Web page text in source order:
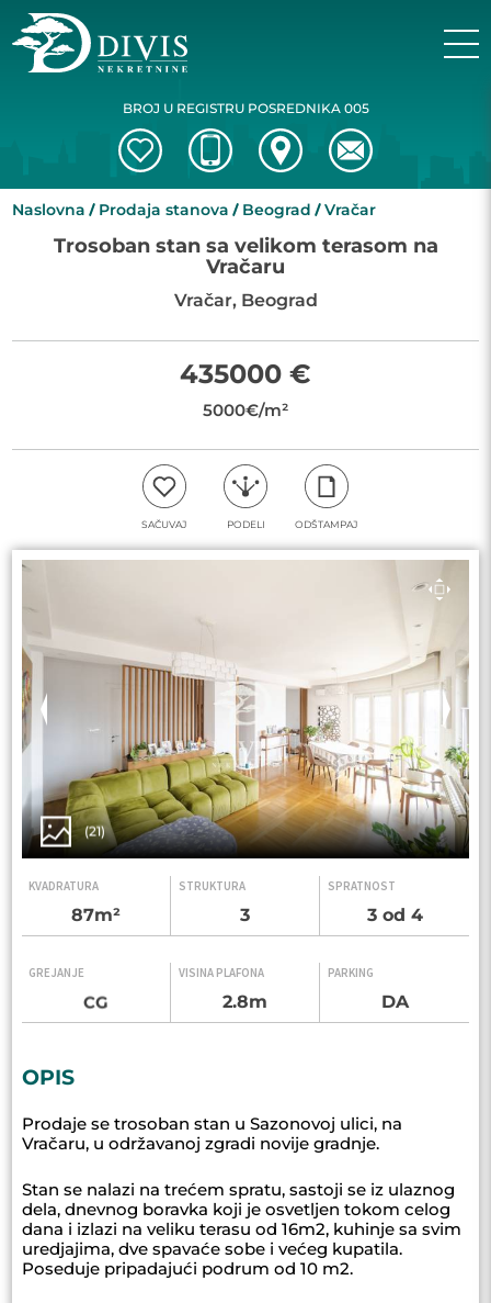
BROJ U REGISTRU POSREDNIKA 005
Naslovna Prodaja stanova Beograd Vračar
Trosoban stan sa velikom terasom na
Vračaru
Vračar, Beograd
435000 €
5000€/m²
SAČUVAJ PODELI ODŠTAMPAJ
(21)
KVADRATURA
87m²
STRUKTURA
3
SPRATNOST
3 od 4
GREJANJE
CG
VISINA PLAFONA
2.8m
PARKING
DA
OPIS
Prodaje se trosoban stan u Sazonovoj ulici, na
Vračaru, u održavanoj zgradi novije gradnje.
Stan se nalazi na trećem spratu, sastoji se iz ulaznog
dela, dnevnog boravka koji je osvetljen tokom celog
dana i izlazi na veliku terasu od 16m2, kuhinje sa svim
uredjajima, dve spavaće sobe i većeg kupatila.
Poseduje pripadajući podrum od 10 m2.